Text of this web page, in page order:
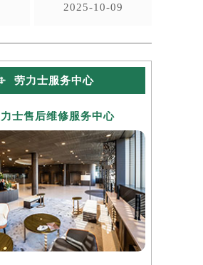
2025-10-09
劳力士服务中心
士售后维修服务中心